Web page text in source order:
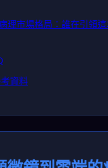
理市場格局：誰在引領
資料